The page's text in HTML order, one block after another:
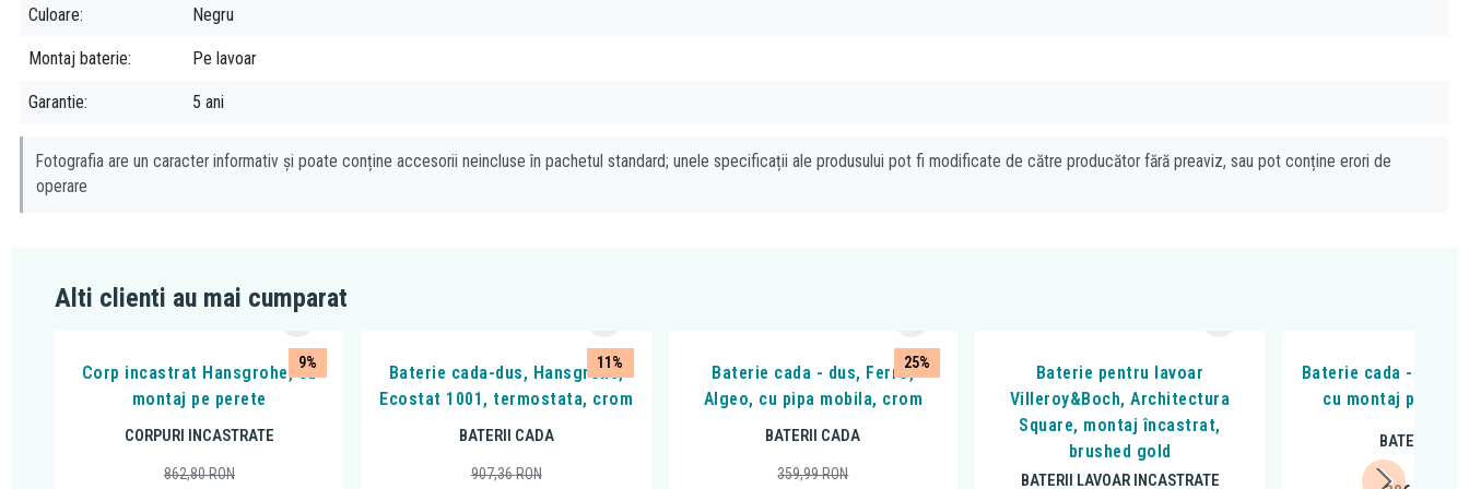
Culoare Negru
Montaj baterie Pe lavoar
Garantie 5 ani
Fotografia are un caracter informativ și poate conține accesorii neincluse în pachetul standard; unele specificații ale produsului pot fi modificate de către producător fără preaviz, sau pot conține erori de
operare
Alti clienti au mai cumparat
9%
Corp incastrat Hansgrohe, cu
montaj pe perete
CORPURI INCASTRATE
862,80RON
11%
Baterie cada-dus, Hansgrohe,
Ecostat 1001, termostata, crom
BATERII CADA
907,36RON
25%
Baterie cada - dus, Ferro,
Algeo, cu pipa mobila, crom
BATERII CADA
359,99RON
Baterie pentru lavoar
Villeroy&Boch, Architectura
Square, montaj încastrat,
brushed gold
BATERII LAVOAR INCASTRATE
Baterie cada - dus
cu montaj pe
BATERII